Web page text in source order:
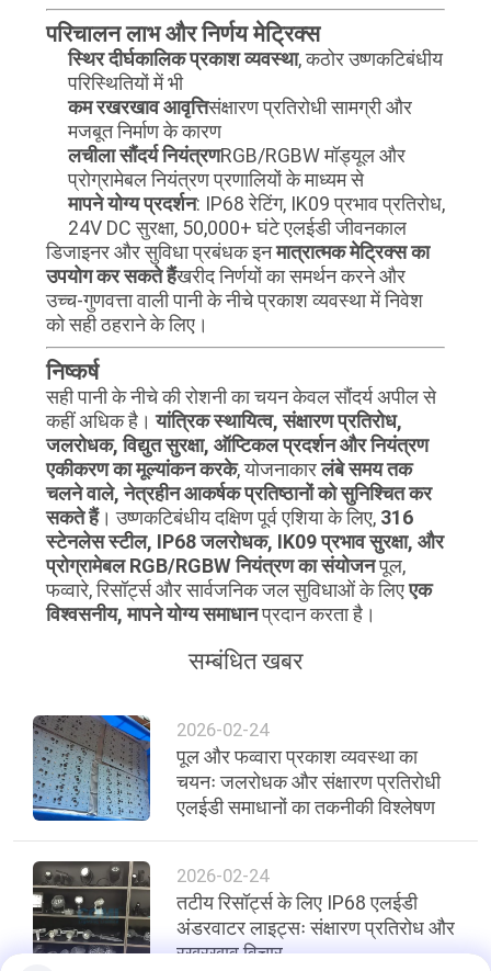
परिचालन लाभ और निर्णय मेट्रिक्स
स्थिर दीर्घकालिक प्रकाश व्यवस्था, कठोर उष्णकटिबंधीय
परिस्थितियों में भी
कम रखरखाव आवृत्तिसंक्षारण प्रतिरोधी सामग्री और
मजबूत निर्माण के कारण
लचीला सौंदर्य नियंत्रणRGB/RGBW मॉड्यूल और
प्रोग्रामेबल नियंत्रण प्रणालियों के माध्यम से
मापने योग्य प्रदर्शन: IP68 रेटिंग, IK09 प्रभाव प्रतिरोध,
24V DC सुरक्षा, 50,000+ घंटे एलईडी जीवनकाल
डिजाइनर और सुविधा प्रबंधक इनमात्रात्मक मेट्रिक्स का
उपयोग कर सकते हैंखरीद निर्णयों का समर्थन करने और
उच्च-गुणवत्ता वाली पानी के नीचे प्रकाश व्यवस्था में निवेश
को सही ठहराने के लिए।
निष्कर्ष
सही पानी के नीचे की रोशनी का चयन केवल सौंदर्य अपील से
कहीं अधिक है।यांत्रिक स्थायित्व, संक्षारण प्रतिरोध,
जलरोधक, विद्युत सुरक्षा, ऑप्टिकल प्रदर्शन और नियंत्रण
एकीकरण का मूल्यांकन करके, योजनाकारलंबे समय तक
चलने वाले, नेत्रहीन आकर्षक प्रतिष्ठानों को सुनिश्चित कर
सकते हैं। उष्णकटिबंधीय दक्षिण पूर्व एशिया के लिए, 316
स्टेनलेस स्टील, IP68 जलरोधक, IK09 प्रभाव सुरक्षा, और
प्रोग्रामेबल RGB/RGBW नियंत्रण का संयोजनपूल,
फव्वारे, रिसॉर्ट्स और सार्वजनिक जल सुविधाओं के लिएएक
विश्वसनीय, मापने योग्य समाधानप्रदान करता है।
सम्बंधित खबर
2026-02-24
पूल और फव्वारा प्रकाश व्यवस्था का
चयनः जलरोधक और संक्षारण प्रतिरोधी
एलईडी समाधानों का तकनीकी विश्लेषण
2026-02-24
तटीय रिसॉर्ट्स के लिए IP68 एलईडी
अंडरवाटर लाइट्सः संक्षारण प्रतिरोध और
रखरखाव विचार